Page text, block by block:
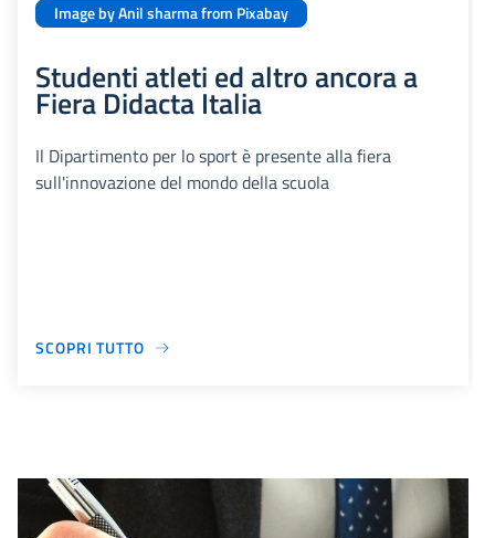
Image by Anil sharma from Pixabay
Studenti atleti ed altro ancora a
Fiera Didacta Italia
Il Dipartimento per lo sport è presente alla fiera
sull'innovazione del mondo della scuola
SCOPRI TUTTO